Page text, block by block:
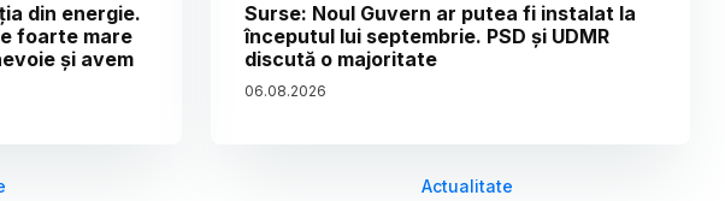
din energie.
foarte mare
și avem
Surse: Noul Guvern ar putea fi instalat la
începutul lui septembrie. PSD și UDMR
discută o majoritate
06.08.2026
Actualitate